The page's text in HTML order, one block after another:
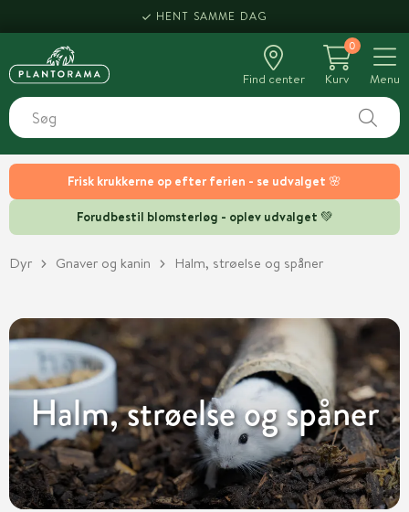
Frisk krukkerne op efter ferien - se udvalget 🌸
Forudbestil blomsterløg - oplev udvalget 💚
HENT SAMME DAG
Find center
0
Kurv
Menu
Dyr Gnaver og kanin Halm, strøelse og spåner
Halm, strøelse og spåner